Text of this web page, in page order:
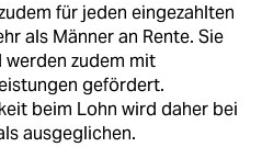
für jeden eingezahlten
als Männer an Rente. Sie
werden zudem mit
gefördert.
beim Lohn wird daher bei
ausgeglichen.